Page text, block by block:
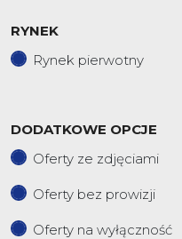
RYNEK
Rynek pierwotny
DODATKOWE OPCJE
Oferty ze zdjęciami
Oferty bez prowizji
Oferty na wyłączność